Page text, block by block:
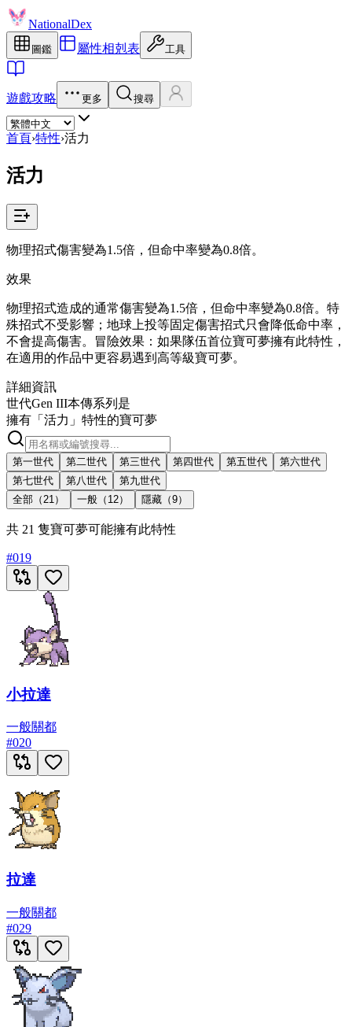
NationalDex
圖鑑 屬性相剋表 工具
遊戲攻略 更多 搜尋
首頁›特性›活力
活力
物理招式傷害變為1.5倍，但命中率變為0.8倍。
效果
物理招式造成的通常傷害變為1.5倍，但命中率變為0.8倍。特
殊招式不受影響；地球上投等固定傷害招式只會降低命中率，
不會提高傷害。冒險效果：如果隊伍首位寶可夢擁有此特性，
在適用的作品中更容易遇到高等級寶可夢。
詳細資訊
世代Gen III本傳系列 是
擁有「活力」特性的寶可夢
第一世代 第二世代 第三世代 第四世代 第五世代
第六世代
第七世代
第八世代
第九世代
全部（21）
一般（12） 隱藏（9）
共 21 隻寶可夢可能擁有此特性
#019
小拉達
一般關都
#020
拉達
一般關都
#029